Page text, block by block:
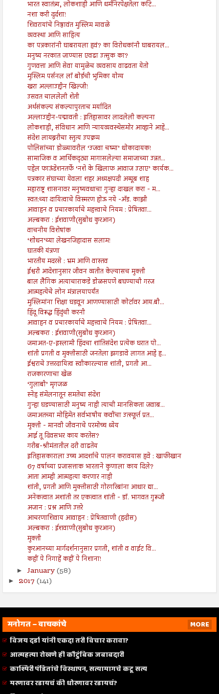
भारत स्वातंत्र्य, लोकशाही आणि धर्मनिरपेक्षतेला कटि...
नशा करी दुर्दशा!
शिवरायांचे निष्ठावंत मुस्लिम मावळे
व्यवस्था आणि साहित्य
का पत्रकारांनी घाबरायला हवं? का विरोधकांनी घाबरायल...
मनुष्य नरकात जाण्यास एवढा उत्सुक का?
गुणवत्ता आणि सेवा यामुळेच व्यवसाय वाढवता येतो
मुस्लिम पर्सनल लॉ बोर्डची भुमिका योग्य
खरा अल्लाउद्दीन खिल्जी!
उसवत चाललेली शेती
अर्थसंकल्प संकल्पापुरताच मर्यादित
अल्लाउद्दीन-पद्मावती : इतिहासावर लादलेली कल्पना
लोकशाही, संविधान आणि न्यायव्यवस्थेसमोर आव्हाने आहे...
संदेश लायब्ररीचा स्तुत्य उपक्रम
पोलिसांच्या डोळ्यावरील ‘उजवा चष्मा’ धोकादायक!
सामाजिक व आर्थिकदृट्या मागासलेल्या समाजाच्या उन्नत...
पहेल फाऊंडेशनतर्फे ‘नशे के खिलाफ आवाज उठाए’ कार्यक...
पत्रकार संघाच्या येवला शहर अध्यक्षपदी अय्यूब शाह
महाराष्ट्र शासनावर मनुष्यवधाचा गुन्हा दाखल करा - म...
स्वत:च्या दायित्वाचे विस्मरण होऊ नये -अ‍ॅड. काझी
आवाहन व प्रचारकार्याचे महत्त्वाचे नियम : प्रेषितवा...
अल्बकरा : ईशवाणी(सुबोध कुरआन)
वाचनीय विशेषांक
‘शोधन’च्या लेखनजिहादास सलाम!
घातकी यंत्रणा
भारतीय मदरसे : भ्रम आणि वास्तव
ईश्वरी आदेशानुसार जीवन व्यतीत केल्यासच मुक्ती
बाल लैंगिक अत्याचाराकडे डोळसपणे बघण्याची गरज
आत्महत्येचे लोन मंत्रालयापर्यंत
मुस्लिमांना शिक्षा घडवून आणण्यासाठी कोर्टावर आय.बी...
हिंदू विरूद्ध हिंदुंची करनी
आवाहन व प्रचारकार्याचे महत्त्वाचे नियम : प्रेषितवा...
अल्बकरा : ईशवाणी(सुबोध कुरआन)
जमाअत-ए-इस्लामी हिंदचा शांतिसंदेश प्रत्येक घरात पो...
शांती प्रगती व मुक्तीसाठी जनतेला झगडावे लागत आहे ह...
ईश्वराचे उत्तरदायित्व स्वीकारल्यास शांती, प्रगती आ...
राजकारणाचा खेळ
‘गुलाबी’ मृगजळ
स्नेह संमेलनातून समतेचा संदेश
गुन्हा घडण्यासाठी मनुष्य नाही त्याची मानसिकता जवाब...
जमाअतच्या मोहिमेत सर्वभाषीय कवींचा उत्स्फूर्त प्रत...
मुक्ती - मानवी जीवनाचे परमोच्च ध्येय
आई तू दिवसभर काय करतेस?
गरीब-श्रीमंतातील दरी वाढतेय
इतिहासकाराला उच्च आदर्शाचे पालन करावयास हवे : खाफीखान
67 वर्षाच्या प्रजासत्ताक भारताने कुणाला काय दिले?
आता आम्ही आत्महत्या करणार नाही
शांती, प्रगती आणि मुक्तीसाठी गोरगरिबांना आधार द्या...
अनेकत्वात अशांती तर एकत्वात शांती - डॉ. भागवत गुरूजी
अजान : प्रश्न आणि उत्तरे
आचरणाशिवाय आवाहन : प्रेषितवाणी (हदीस)
अल्बकरा : ईशवाणी(सुबोध कुरआन)
मुक्ती
कुरआनच्या मार्गदर्शनानुसार प्रगती, शांती व वाईट वि...
कहीं पे निगाहें कहीं पे निशाना!
► January(58)
► 2017 (141)
मनोगत – वाचकांचे
MORE
विजय दर्डा यांनी एकदा तरी विचार करावा?
आत्महत्या रोखणे ही कौटुंबिक जबाबदारी
काश्मिरी पंडितांचे विस्थापन, सत्यामागचे कटू सत्य
मरणावर रडायचं की धोरणावर रडायचं?